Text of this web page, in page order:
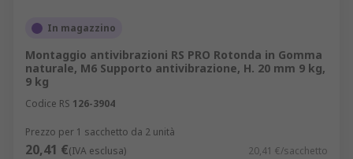
In magazzino
Montaggio antivibrazioni RS PRO Rotonda in Gomma
naturale, M6 Supporto antivibrazione, H. 20 mm 9 kg,
9 kg
Codice RS 126-3904
Prezzo per 1 sacchetto da 2 unità
20,41 €(IVA esclusa) 20,41 €/sacchetto